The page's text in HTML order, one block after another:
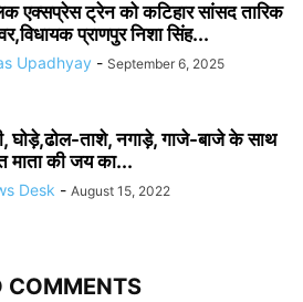
एक्सप्रेस ट्रेन को कटिहार सांसद तारिक
प्राणपुर निशा सिंह...
Upadhyay - September 6, 2025
घोड़े,ढोल-ताशे, नगाड़े, गाजे-बाजे के साथ
माता की जय का...
Desk - August 15, 2022
COMMENTS